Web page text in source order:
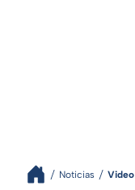
Noticias Video